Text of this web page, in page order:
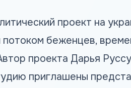
проект на
беженцев,
проекта Дарья
приглашены